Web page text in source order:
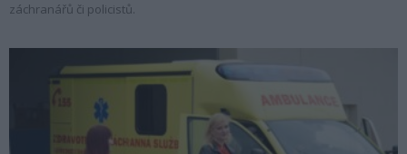
záchranářů či policistů.